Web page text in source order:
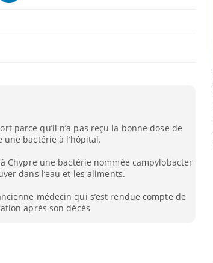
parce qu’il n’a pas reçu la bonne dose de
bactérie à l’hôpital.
Chypre une bactérie nommée campylobacter
dans l’eau et les aliments.
médecin qui s’est rendue compte de
après son décès
la rendpatients comme parfois chez les soignants.